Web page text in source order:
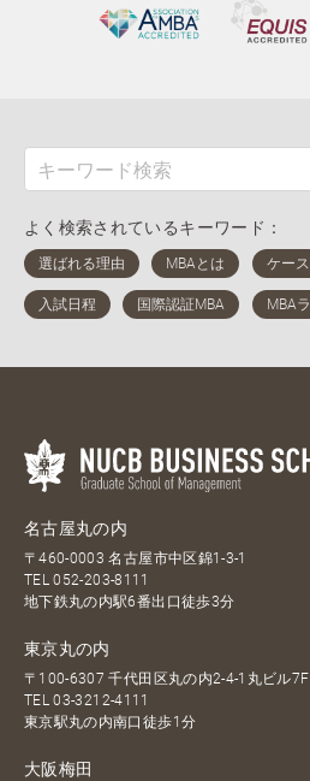
よく検索されているキーワード：
名古屋丸の内
〒460-0003 名古屋市中区錦1-3-1
TEL052-203-8111
地下鉄丸の内駅6番出口徒歩3分
東京丸の内
〒100-6307 千代田区丸の内2-4-1丸ビル7F
TEL03-3212-4111
東京駅丸の内南口徒歩1分
大阪梅田